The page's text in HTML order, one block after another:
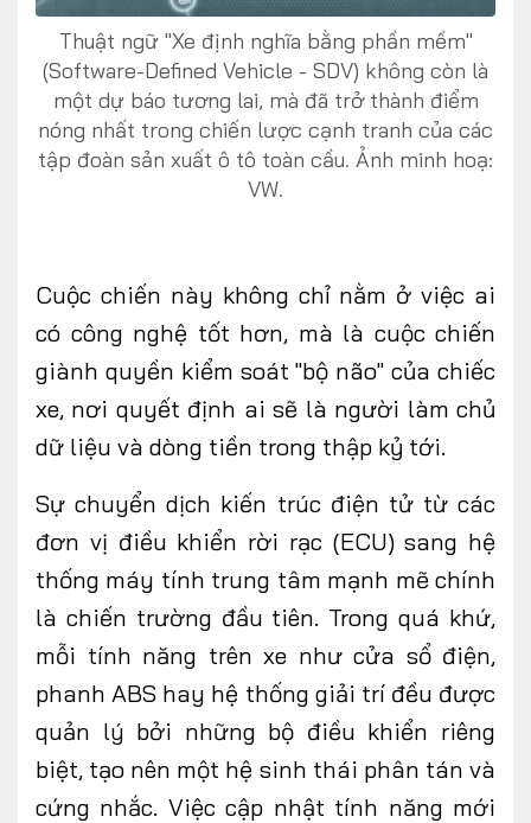
CONTACT US
0972271616
ngocvu.vneconomy@gmail.com
Thuật ngữ "Xe định nghĩa bằng phần mềm"
(Software-Defined Vehicle - SDV) không còn là
một dự báo tương lai, mà đã trở thành điểm
nóng nhất trong chiến lược cạnh tranh của các
tập đoàn sản xuất ô tô toàn cầu. Ảnh minh hoạ:
VW.
Cuộc chiến này không chỉ nằm ở việc ai
có công nghệ tốt hơn, mà là cuộc chiến
giành quyền kiểm soát "bộ não" của chiếc
xe, nơi quyết định ai sẽ là người làm chủ
dữ liệu và dòng tiền trong thập kỷ tới.
Sự chuyển dịch kiến trúc điện tử từ các
đơn vị điều khiển rời rạc (ECU) sang hệ
thống máy tính trung tâm mạnh mẽ chính
là chiến trường đầu tiên. Trong quá khứ,
mỗi tính năng trên xe như cửa sổ điện,
phanh ABS hay hệ thống giải trí đều được
quản lý bởi những bộ điều khiển riêng
biệt, tạo nên một hệ sinh thái phân tán và
cứng nhắc. Việc cập nhật tính năng mới